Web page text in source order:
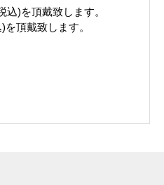
込)を頂戴致します。
頂戴致します。